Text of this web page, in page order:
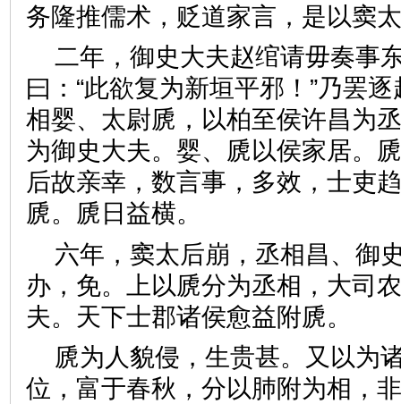
务隆推儒术，贬道家言，是以
二年，御史大夫赵绾请毋奏事
曰：“此欲复为新垣平邪！”乃罢
相婴、太尉虒，以柏至侯许昌为
为御史大夫。婴、虒以侯家居。
后故亲幸，数言事，多效，士吏
虒。虒日益横。
六年，窦太后崩，丞相昌、御
办，免。上以虒分为丞相，大司
夫。天下士郡诸侯愈益附虒
虒为人貌侵，生贵甚。又以为
位，富于春秋，分以肺附为相，